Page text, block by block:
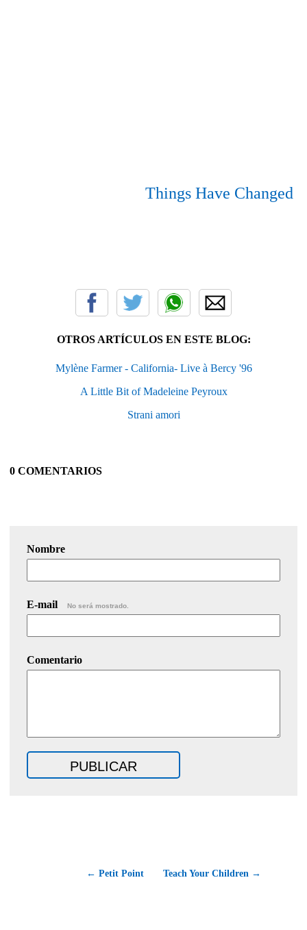
Things Have Changed
OTROS ARTÍCULOS EN ESTE BLOG:
Mylène Farmer - California- Live à Bercy '96
A Little Bit of Madeleine Peyroux
Strani amori
0 COMENTARIOS
Nombre
E-mail No será mostrado.
Comentario
← Petit Point Teach Your Children →